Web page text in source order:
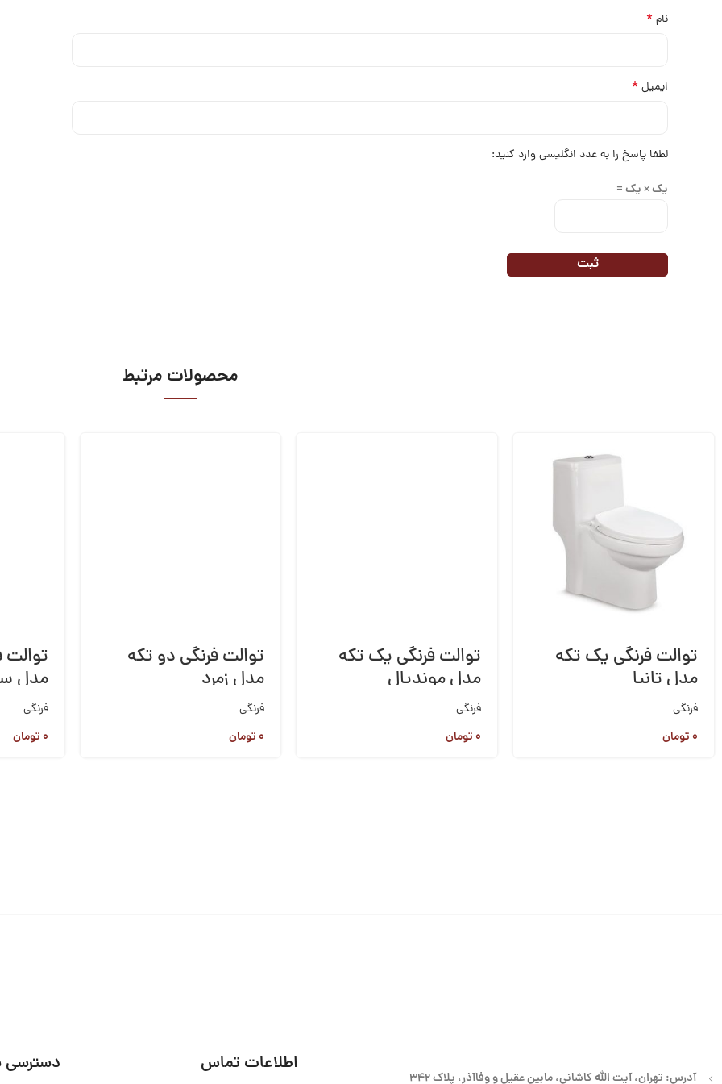
نام *
ایمیل *
لطفا پاسخ را به عدد انگلیسی وارد کنید:
یک × یک =
محصولات مرتبط
توالت فرنگی یک تکه
مدل تانیا
فرنگی
۰تومان
توالت فرنگی یک تکه
مدل موندیال
فرنگی
۰تومان
توالت فرنگی دو تکه
مدل زمرد
فرنگی
۰ تومان
مدل
فرنگی
۰تومان
آدرس: تهران، آیت الله کاشانی، مابین عقیل و وفاآذر، پلاک 342
اطلاعات تماس دسترسی